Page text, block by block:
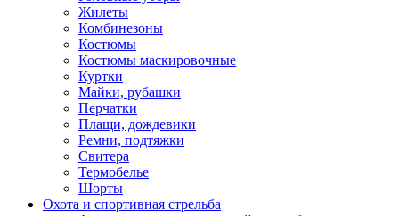
Жилеты
Комбинезоны
Костюмы
Костюмы маскировочные
Куртки
Майки, рубашки
Перчатки
Плащи, дождевики
Ремни, подтяжки
Свитера
Термобелье
Шорты
Охота и спортивная стрельба